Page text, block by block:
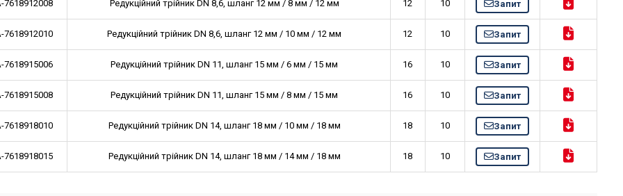
7618912008 Редукційний трійник DN 8,6, шланг 12 мм / 8 мм / 12 мм 12 10 Запит
7618912010 Редукційний трійник DN 8,6, шланг 12 мм / 10 мм / 12 мм 12 10 Запит
7618915006 Редукційний трійник DN 11, шланг 15 мм / 6 мм / 15 мм 16 10 Запит
7618915008 Редукційний трійник DN 11, шланг 15 мм / 8 мм / 15 мм 16 10 Запит
7618918010 Редукційний трійник DN 14, шланг 18 мм / 10 мм / 18 мм 18 10 Запит
7618918015 Редукційний трійник DN 14, шланг 18 мм / 14 мм / 18 мм 18 10 Запит